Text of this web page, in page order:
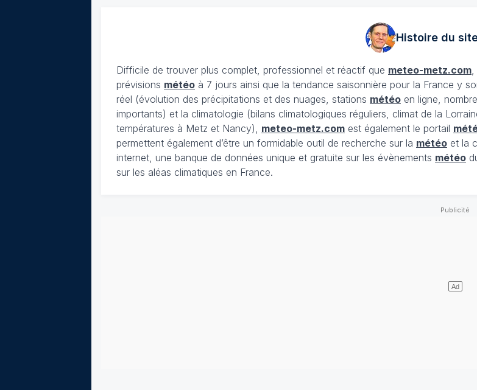
Histoire du
Difficile de trouver plus complet, professionnel et réactif que meteo-metz.com
prévisions météo à 7 jours ainsi que la tendance saisonnière pour la France y
réel (évolution des précipitations et des nuages, stations météo en ligne,
importants) et la climatologie (bilans climatologiques réguliers, climat de la
températures à Metz et Nancy), meteo-metz.com est également le portail
permettent également d’être un formidable outil de recherche sur la météo et la
internet, une banque de données unique et gratuite sur les évènements météo
sur les aléas climatiques en France.